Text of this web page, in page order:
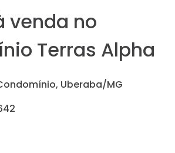
venda no
Terras Alpha
Uberaba/MG